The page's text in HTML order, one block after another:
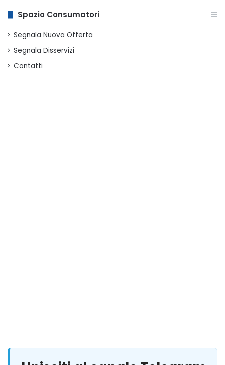
Spazio Consumatori
Segnala Nuova Offerta
Segnala Disservizi
Contatti